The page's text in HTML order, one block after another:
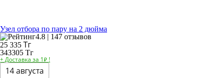
Узел отбора по пару на 2 дюйма
4.8 | 147 отзывов
25 335 Тг
343305 Тг
+ Доставка за 1₽ !
14 августа